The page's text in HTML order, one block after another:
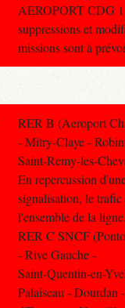
AEROPORT CDG
suppressions et
missions sont à
RER B (Aeroport
- Mitry-Claye -
Saint-Remy-les-
En repercussion
signalisation, le trafic
l'ensemble de la ligne.
RER C SNCF
- Rive Gauche -
Saint-Quentin-en-
Palaiseau - Dourdan